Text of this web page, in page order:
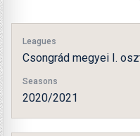
Leagues
Csongrád megyei I.
Seasons
2020/2021